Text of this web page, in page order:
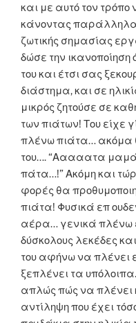
και με αυτό τον
κάνοντας παράλληλα
ζωτικής σημασίας
δώσε την ικανοποίηση
του και έτσι σας
διάστημα, και σε
μικρός ζητούσε σε
των πιάτων! Του είχε
πλένω πιάτα… ακόμα
του…. “Ααααατα
πάτα…!” Ακόμη και
φορές θα
πιάτα! Φυσικά επ
αέρα… γενικά πλένω
δύσκολους λεκέδες
του αφήνω να πλένει
ξεπλένει τα
απλώς πώς να πλένει
αντίληψη που έχει